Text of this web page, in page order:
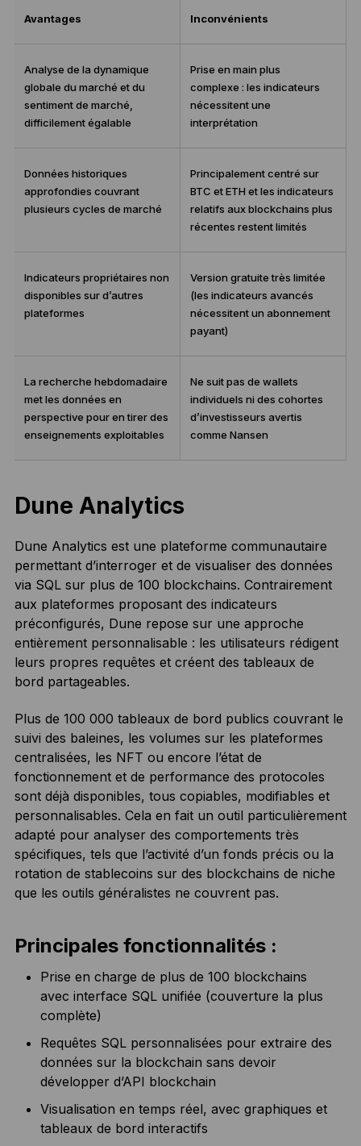
Avantages Inconvénients
Analyse de la dynamique
globale du marché et du
sentiment de marché,
difficilement égalable
Prise en main plus
complexe : les indicateurs
nécessitent une
interprétation
Données historiques
approfondies couvrant
plusieurs cycles de marché
Principalement centré sur
BTC et ETH et les indicateurs
relatifs aux blockchains plus
récentes restent limités
Indicateurs propriétaires non
disponibles sur d’autres
plateformes
Version gratuite très limitée
(les indicateurs avancés
nécessitent un abonnement
payant)
La recherche hebdomadaire
met les données en
perspective pour en tirer des
enseignements exploitables
Ne suit pas de wallets
individuels ni des cohortes
d’investisseurs avertis
comme Nansen
Dune Analytics
Dune Analytics est une plateforme communautaire
permettant d’interroger et de visualiser des données
via SQL sur plus de 100 blockchains. Contrairement
aux plateformes proposant des indicateurs
préconfigurés, Dune repose sur une approche
entièrement personnalisable : les utilisateurs rédigent
leurs propres requêtes et créent des tableaux de
bord partageables.
Plus de 100 000 tableaux de bord publics couvrant le
suivi des baleines, les volumes sur les plateformes
centralisées, les NFT ou encore l’état de
fonctionnement et de performance des protocoles
sont déjà disponibles, tous copiables, modifiables et
personnalisables. Cela en fait un outil particulièrement
adapté pour analyser des comportements très
spécifiques, tels que l’activité d’un fonds précis ou la
rotation de stablecoins sur des blockchains de niche
que les outils généralistes ne couvrent pas.
Principales fonctionnalités :
Prise en charge de plus de 100 blockchains
avec interface SQL unifiée (couverture la plus
complète)
Requêtes SQL personnalisées pour extraire des
données sur la blockchain sans devoir
développer d’API blockchain
Visualisation en temps réel, avec graphiques et
tableaux de bord interactifs